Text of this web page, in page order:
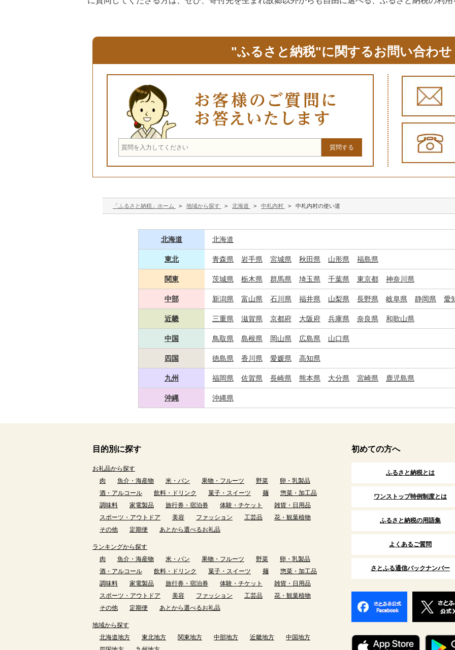
"ふるさと納税"に関するお問い合わせ
「ふるさと納税」ホーム > 地域から探す > 北海道 > 中札内村 > 中札内村の使い道
北海道 北海道
東北 青森県 岩手県 宮城県 秋田県 山形県 福島県
関東 茨城県 栃木県 群馬県 埼玉県 千葉県 東京都 神奈川県
中部 新潟県 富山県 石川県 福井県 山梨県 長野県 岐阜県 静岡県 愛
近畿 三重県 滋賀県 京都府 大阪府 兵庫県 奈良県 和歌山県
中国 鳥取県 島根県 岡山県 広島県 山口県
四国 徳島県 香川県 愛媛県 高知県
九州 福岡県 佐賀県 長崎県 熊本県 大分県 宮崎県 鹿児島県
沖縄 沖縄県
目的別に探す
お礼品から探す
肉
魚介・海産物 米・パン 果物・フルーツ 野菜
卵・乳製品
酒・アルコール
飲料・ドリンク 菓子・スイーツ 麺
惣菜・加工品
調味料
家電製品 旅行券・宿泊券 体験・チケット
雑貨・日用品
スポーツ・アウトドア
美容 ファッション 工芸品
花・観葉植物
その他
定期便 あとから選べるお礼品
ランキングから探す
肉
魚介・海産物 米・パン 果物・フルーツ 野菜
卵・乳製品
酒・アルコール
飲料・ドリンク 菓子・スイーツ 麺
惣菜・加工品
調味料
家電製品 旅行券・宿泊券 体験・チケット
雑貨・日用品
スポーツ・アウトドア
美容 ファッション 工芸品
花・観葉植物
その他
定期便 あとから選べるお礼品
地域から探す
北海道地方
東北地方 関東地方 中部地方 近畿地方
中国地方
初めての方へ
ふるさと納税とは
ワンストップ特例制度とは
ふるさと納税の用語集
よくあるご質問
さとふる通信バックナンバー